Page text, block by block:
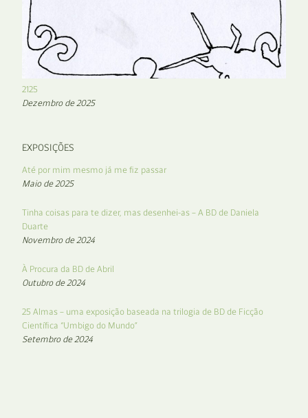
2125
Dezembro de 2025
EXPOSIÇÕES
Até por mim mesmo já me fiz passar
Maio de 2025
Tinha coisas para te dizer, mas desenhei-as – A BD de Daniela
Duarte
Novembro de 2024
À Procura da BD de Abril
Outubro de 2024
25 Almas – uma exposição baseada na trilogia de BD de Ficção
Científica “Umbigo do Mundo”
Setembro de 2024